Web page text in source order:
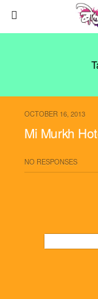
OCTOBER 16, 2013
Mi Murkh
NO RESPONSES